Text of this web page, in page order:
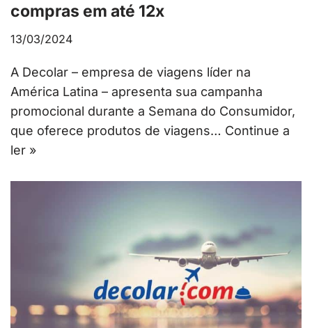
compras em até 12x
13/03/2024
A Decolar – empresa de viagens líder na
América Latina – apresenta sua campanha
promocional durante a Semana do Consumidor,
que oferece produtos de viagens… Continue a
ler »